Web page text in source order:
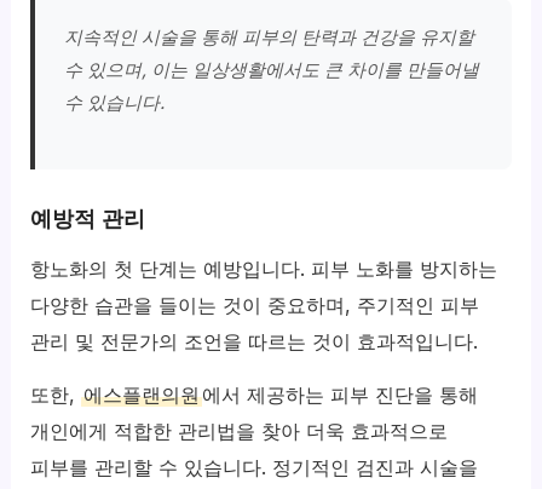
지속적인 시술을 통해 피부의 탄력과 건강을 유지할
수 있으며, 이는 일상생활에서도 큰 차이를 만들어낼
수 있습니다.
예방적 관리
항노화의 첫 단계는 예방입니다. 피부 노화를 방지하는
다양한 습관을 들이는 것이 중요하며, 주기적인 피부
관리 및 전문가의 조언을 따르는 것이 효과적입니다.
또한,에스플랜의원에서 제공하는 피부 진단을 통해
개인에게 적합한 관리법을 찾아 더욱 효과적으로
피부를 관리할 수 있습니다. 정기적인 검진과 시술을